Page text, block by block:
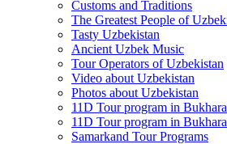
Customs and Traditions
The Greatest People of
Tasty Uzbekistan
Ancient Uzbek Music
Tour Operators of Uzbekistan
Video about Uzbekistan
Photos about Uzbekistan
11D Tour program in
11D Tour program in
Samarkand Tour Programs